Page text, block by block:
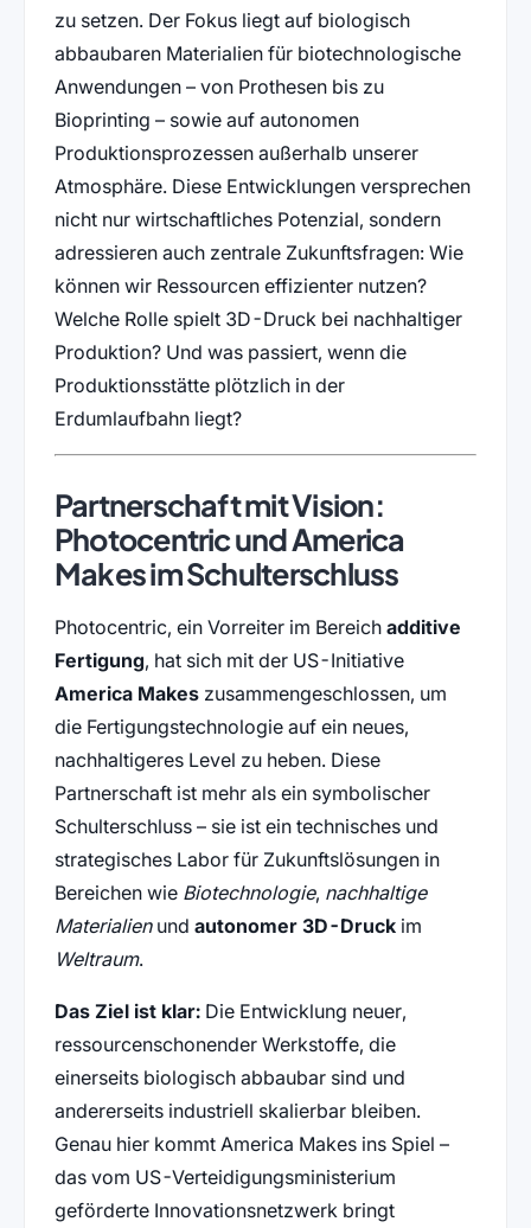
zu setzen. Der Fokus liegt auf biologisch
abbaubaren Materialien für biotechnologische
Anwendungen – von Prothesen bis zu
Bioprinting – sowie auf autonomen
Produktionsprozessen außerhalb unserer
Atmosphäre. Diese Entwicklungen versprechen
nicht nur wirtschaftliches Potenzial, sondern
adressieren auch zentrale Zukunftsfragen: Wie
können wir Ressourcen effizienter nutzen?
Welche Rolle spielt 3D-Druck bei nachhaltiger
Produktion? Und was passiert, wenn die
Produktionsstätte plötzlich in der
Erdumlaufbahn liegt?
Partnerschaft mit Vision:
Photocentric und America
Makes im Schulterschluss
Photocentric, ein Vorreiter im Bereich additive
Fertigung, hat sich mit der US-Initiative
America Makeszusammengeschlossen, um
die Fertigungstechnologie auf ein neues,
nachhaltigeres Level zu heben. Diese
Partnerschaft ist mehr als ein symbolischer
Schulterschluss – sie ist ein technisches und
strategisches Labor für Zukunftslösungen in
Bereichen wie Biotechnologie, nachhaltige
Materialienund autonomer 3D-Druckim
Weltraum.
Das Ziel ist klar:Die Entwicklung neuer,
ressourcenschonender Werkstoffe, die
einerseits biologisch abbaubar sind und
andererseits industriell skalierbar bleiben.
Genau hier kommt America Makes ins Spiel –
das vom US-Verteidigungsministerium
geförderte Innovationsnetzwerk bringt